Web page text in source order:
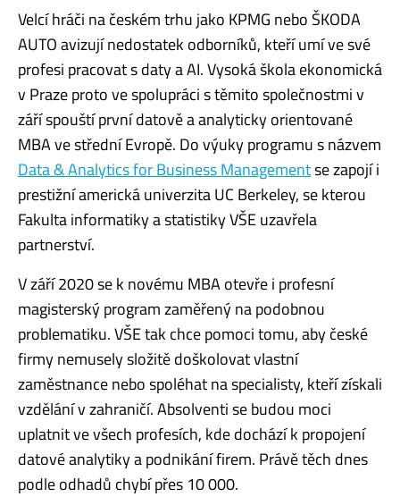
Velcí hráči na českém trhu jako KPMG nebo ŠKODA
AUTO avizují nedostatek odborníků, kteří umí ve své
profesi pracovat s daty a AI. Vysoká škola ekonomická
v Praze proto ve spolupráci s těmito společnostmi v
září spouští první datově a analyticky orientované
MBA ve střední Evropě. Do výuky programu s názvem
Data & Analytics for Business Managementse zapojí i
prestižní americká univerzita UC Berkeley, se kterou
Fakulta informatiky a statistiky VŠE uzavřela
partnerství.
V září 2020 se k novému MBA otevře i profesní
magisterský program zaměřený na podobnou
problematiku. VŠE tak chce pomoci tomu, aby české
firmy nemusely složitě doškolovat vlastní
zaměstnance nebo spoléhat na specialisty, kteří získali
vzdělání v zahraničí. Absolventi se budou moci
uplatnit ve všech profesích, kde dochází k propojení
datové analytiky a podnikání firem. Právě těch dnes
podle odhadů chybí přes 10 000.